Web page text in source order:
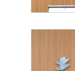
天骐